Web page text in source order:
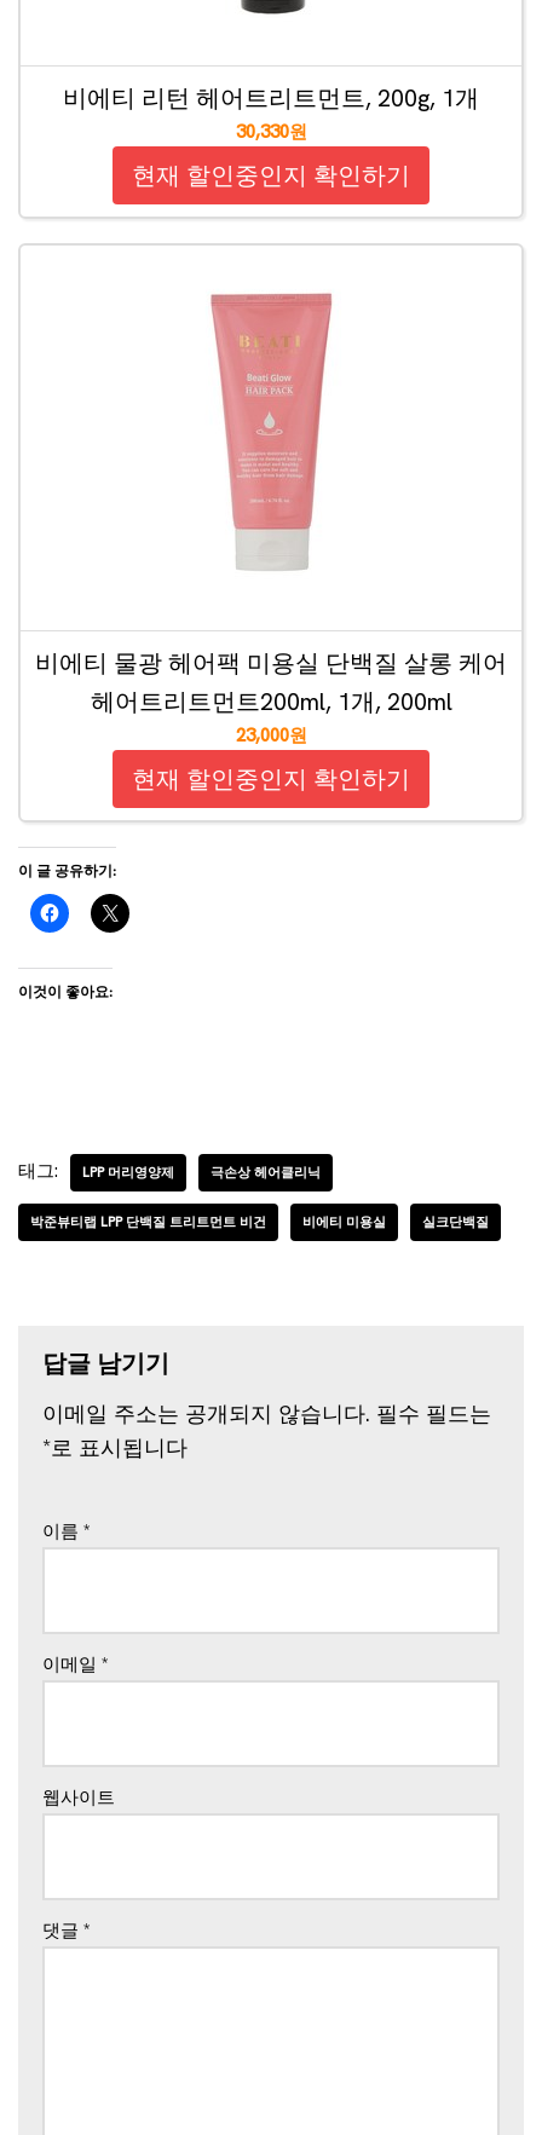
비에티 리턴 헤어트리트먼트, 200g, 1개
30,330원
현재 할인중인지 확인하기
비에티 물광 헤어팩 미용실 단백질 살롱 케어
헤어트리트먼트200ml, 1개, 200ml
23,000원
현재 할인중인지 확인하기
이 글 공유하기:
이것이 좋아요:
태그: LPP 머리영양제 극손상 헤어클리닉
박준뷰티랩 LPP 단백질 트리트먼트 비건 비에티 미용실 실크단백질
답글 남기기
이메일 주소는 공개되지 않습니다. 필수 필드는
*로 표시됩니다
이름 *
이메일 *
웹사이트
댓글 *